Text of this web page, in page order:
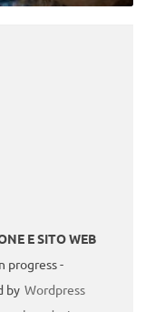
E SITO WEB
progress -
by Wordpress